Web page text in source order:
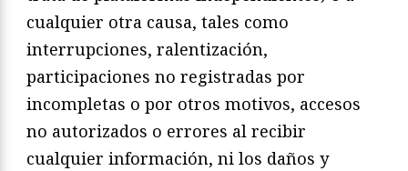
cualquier otra causa, tales como
interrupciones, ralentización,
participaciones no registradas por
incompletas o por otros motivos, accesos
no autorizados o errores al recibir
cualquier información, ni los daños y